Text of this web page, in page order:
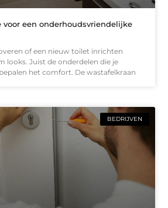
voor een onderhoudsvriendelijke
of een nieuw toilet inrichten
looks. Juist de onderdelen die je
het comfort. De wastafelkraan
BEDRIJVEN